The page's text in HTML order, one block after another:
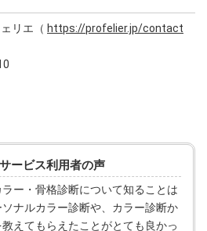
リエ（ https://profelier.jp/contact
ービス利用者の声
ー・骨格診断について知ることは
ナルカラー診断や、カラー診断か
えてもらえたことがとても良かっ